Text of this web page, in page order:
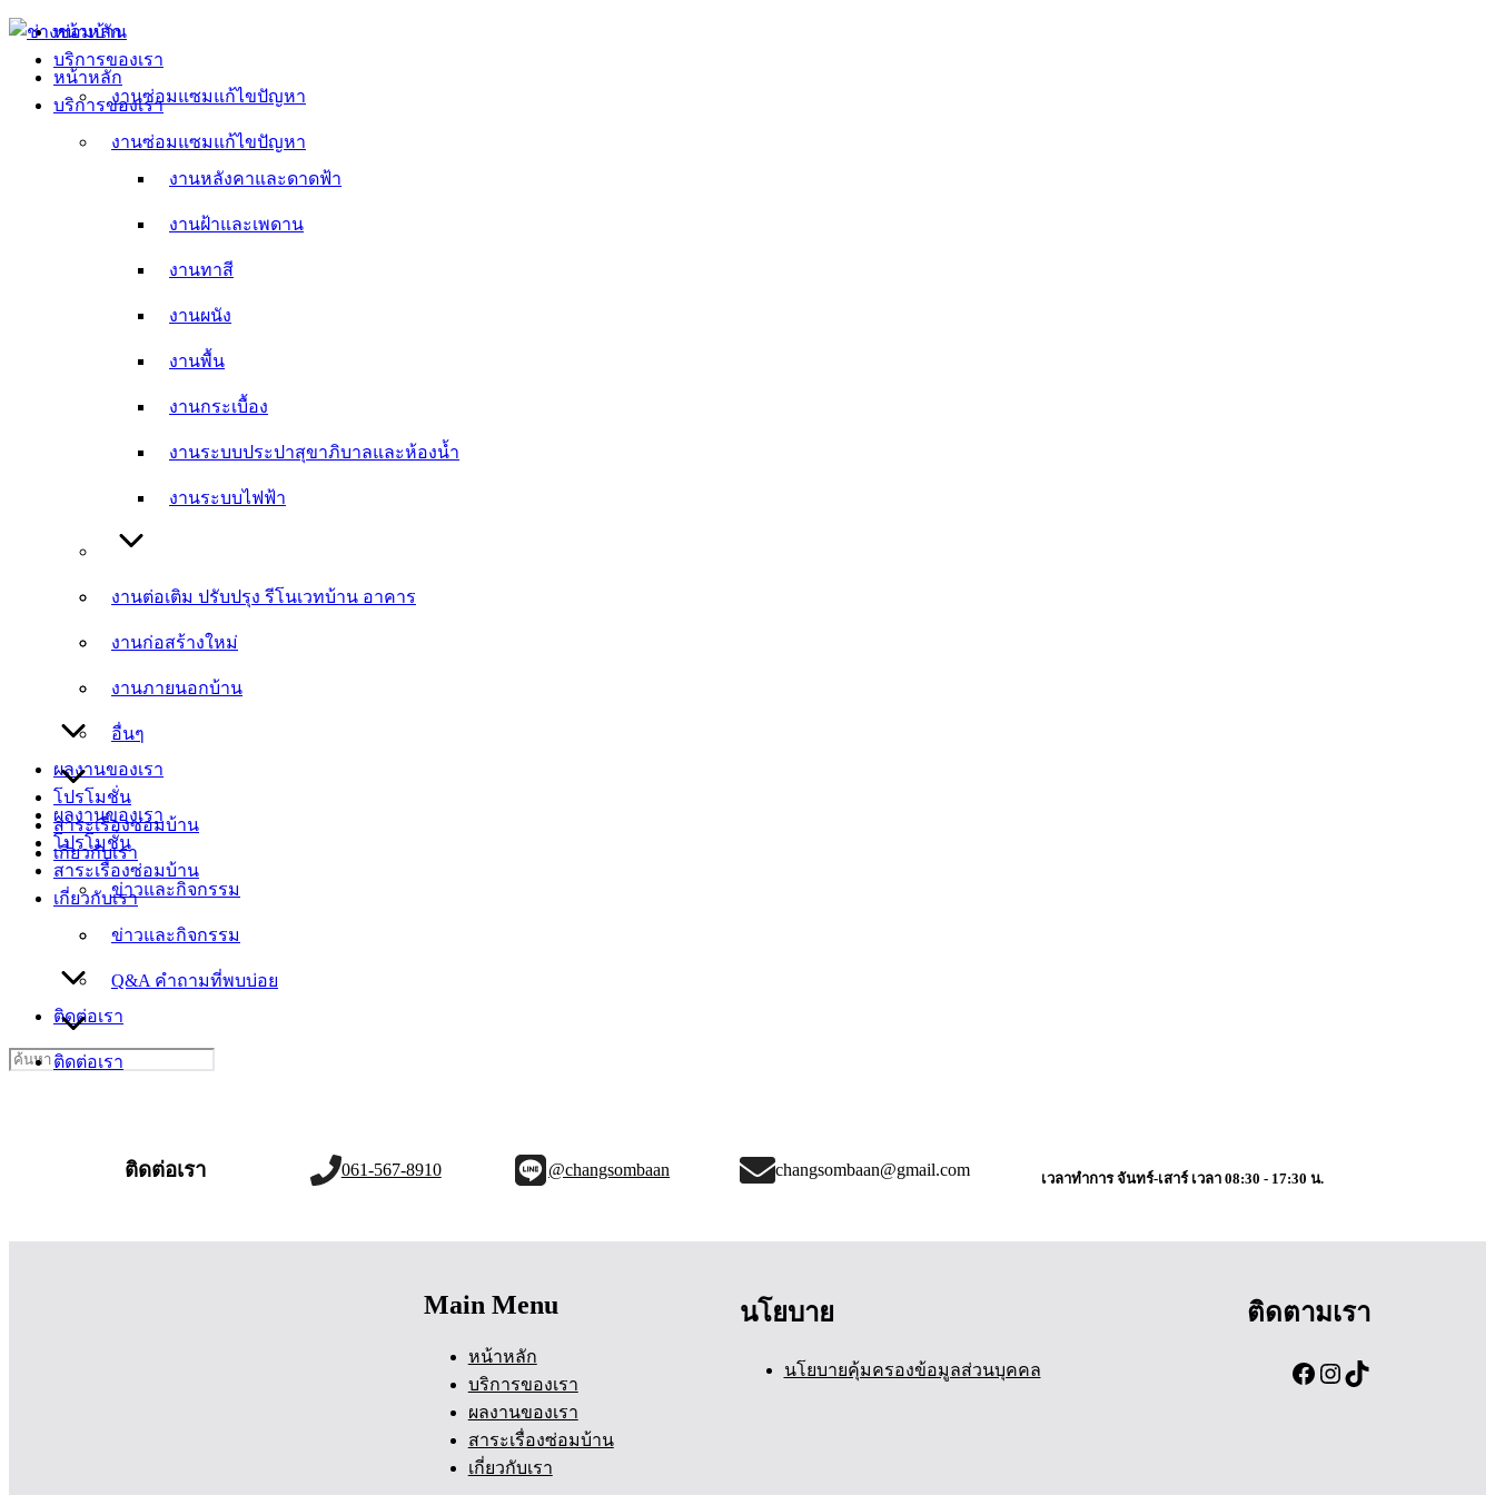
Skip
content
หน้าหลัก
บริการของเรา
งานซ่อมแซมแก้ไขปัญหา
งานหลังคาและดาดฟ้า
งานฝ้าและเพดาน
งานทาสี
งานผนัง
งานพื้น
งานกระเบื้อง
งานระบบประปาสุขาภิบาลและห้องน้ำ
งานระบบไฟฟ้า
งานต่อเติม ปรับปรุง รีโนเวทบ้าน อาคาร
งานก่อสร้างใหม่
งานภายนอกบ้าน
อื่นๆ
ผลงานของเรา
โปรโมชั่น
สาระเรื่องซ่อมบ้าน
เกี่ยวกับเรา
ข่าวและกิจกรรม
Q&A คำถามที่พบบ่อย
ติดต่อเรา
หน้าหลัก
บริการของเรา
งานซ่อมแซมแก้ไขปัญหา
งานหลังคาและดาดฟ้า
งานฝ้าและเพดาน
งานทาสี
งานผนัง
งานพื้น
งานกระเบื้อง
งานระบบประปาสุขาภิบาลและห้องน้ำ
งานระบบไฟฟ้า
งานต่อเติม ปรับปรุง รีโนเวทบ้าน อาคาร
งานก่อสร้างใหม่
งานภายนอกบ้าน
อื่นๆ
ผลงานของเรา
โปรโมชั่น
สาระเรื่องซ่อมบ้าน
เกี่ยวกับเรา
ข่าวและกิจกรรม
Q&A คำถามที่พบบ่อย
ติดต่อเรา
Search
for:
ติดต่อเรา 061-567-8910 @changsombaan changsombaan@gmail.com เวลาทำการ จันทร์-เสาร์ เวลา 08:30 - 17:30 น.
Main Menu
หน้าหลัก
บริการของเรา
ผลงานของเรา
สาระเรื่องซ่อมบ้าน
เกี่ยวกับเรา
นโยบาย
นโยบายคุ้มครองข้อมูลส่วนบุคคล
ติดตามเรา
Facebook
Instagram
TikTok